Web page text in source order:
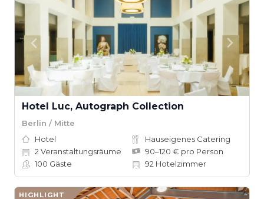
Hotel Luc, Autograph Collection
Berlin / Mitte
Hotel
Hauseigenes Catering
2 Veranstaltungsräume
90–120 € pro Person
100 Gäste 92 Hotelzimmer
HIGHLIGHT